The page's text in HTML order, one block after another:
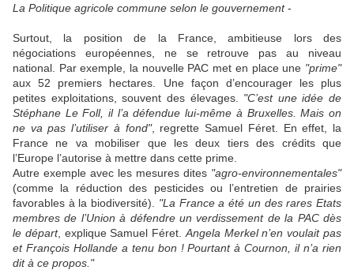
La Politique agricole commune selon le gouvernement-
Surtout, la position de la France, ambitieuse lors des
négociations européennes, ne se retrouve pas au niveau
national. Par exemple, la nouvelle PAC met en place une "prime"
aux 52 premiers hectares. Une façon d’encourager les plus
petites exploitations, souvent des élevages. "C’est une idée de
Stéphane Le Foll, il l’a défendue lui-même à Bruxelles. Mais on
ne va pas l’utiliser à fond", regrette Samuel Féret. En effet, la
France ne va mobiliser que les deux tiers des crédits que
l’Europe l’autorise à mettre dans cette prime.
Autre exemple avec les mesures dites "agro-environnementales"
(comme la réduction des pesticides ou l’entretien de prairies
favorables à la biodiversité). "La France a été un des rares Etats
membres de l’Union à défendre un verdissement de la PAC dès
le départ, explique Samuel Féret. Angela Merkel n’en voulait pas
et François Hollande a tenu bon ! Pourtant à Cournon, il n’a rien
dit à ce propos."